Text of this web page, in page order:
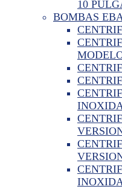
10
BOMBAS